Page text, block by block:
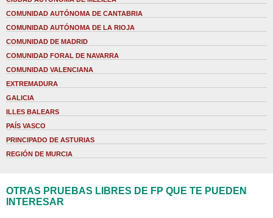
COMUNIDAD AUTÓNOMA DE CANTABRIA
COMUNIDAD AUTÓNOMA DE LA RIOJA
COMUNIDAD DE MADRID
COMUNIDAD FORAL DE NAVARRA
COMUNIDAD VALENCIANA
EXTREMADURA
GALICIA
ILLES BALEARS
PAÍS VASCO
PRINCIPADO DE ASTURIAS
REGIÓN DE MURCIA
OTRAS PRUEBAS LIBRES DE FP QUE TE PUEDEN
INTERESAR